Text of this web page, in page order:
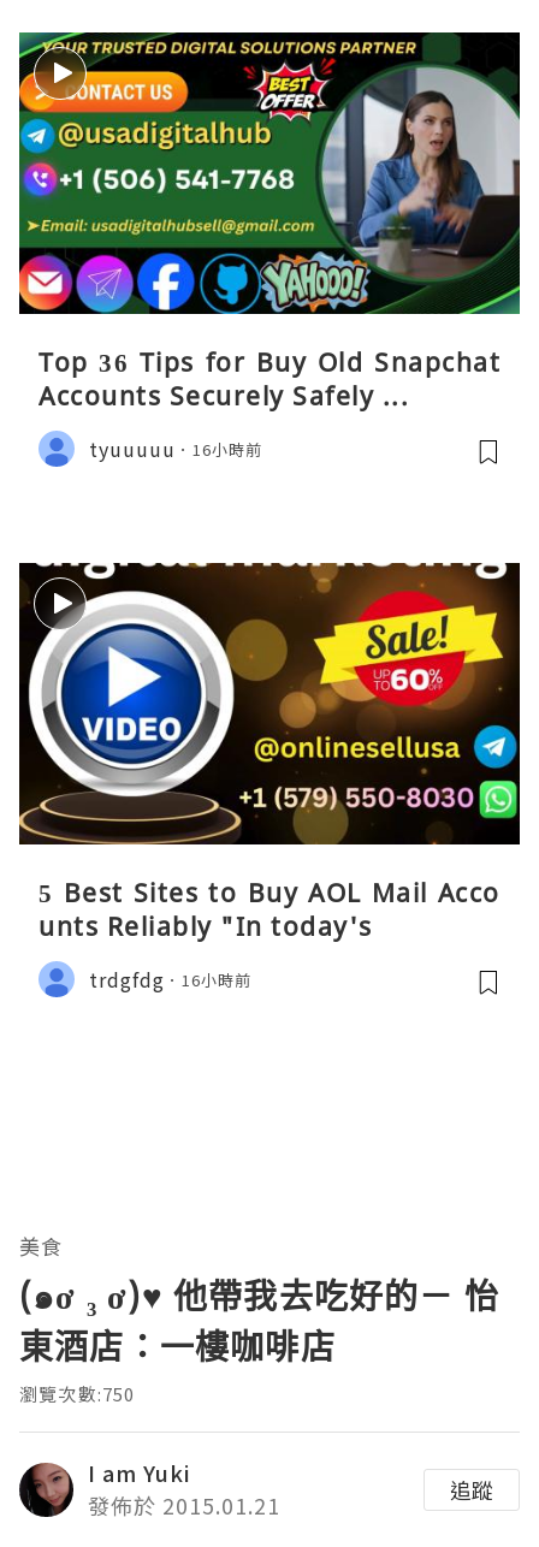
Top 36 Tips for Buy Old Snapchat
Accounts Securely Safely ...
tyuuuuu 16小時前
5 Best Sites to Buy AOL Mail Acco
unts Reliably "In today's
trdgfdg 16小時前
美食
(๑ơ ₃ ơ)♥ 他帶我去吃好的－ 怡
東酒店：一樓咖啡店
瀏覽次數:750
I am Yuki
發佈於 2015.01.21
追蹤